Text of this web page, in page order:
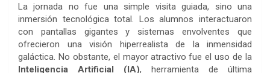
La jornada no fue una simple visita guiada, sino una
inmersión tecnológica total. Los alumnos interactuaron
con pantallas gigantes y sistemas envolventes que
ofrecieron una visión hiperrealista de la inmensidad
galáctica. No obstante, el mayor atractivo fue el uso de la
Inteligencia Artificial (IA), herramienta de última